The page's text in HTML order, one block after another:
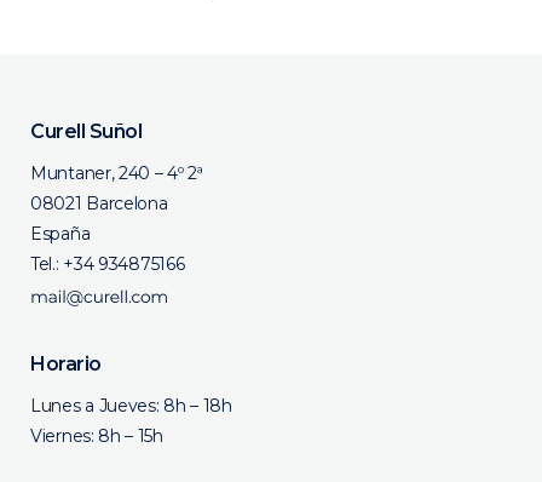
Curell Suñol
Muntaner, 240 – 4º 2ª
08021 Barcelona
España
Tel.: +34 934875166
Horario
Lunes a Jueves: 8h – 18h
Viernes: 8h – 15h